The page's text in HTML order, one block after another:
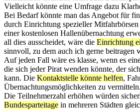
Vielleicht könnte eine Umfrage dazu
Bei Bedarf könnte man das Angebot für
durch Einrichtung spezieller
einer kostenlosen Hallenübernachtung
all dies ausscheidet, wäre die Einrichtung
sinnvoll, zu dem auch ich gerne beitragen
Auf jeden Fall wäre es klasse, wenn es
die sich jeder Pirat wenden könnte, der
kann. Die Kontaktstelle könnte helfen,
Übernachtungsmöglichkeiten zu vermitteln.
Die Teilnehmerzahl erhöhen würden
Bundesparteitage in mehreren Städten